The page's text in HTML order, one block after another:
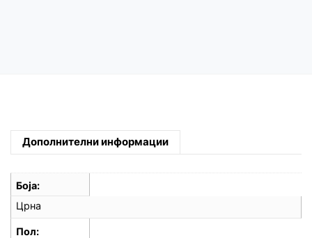
Дополнителни информации
Боја
Црна
Пол